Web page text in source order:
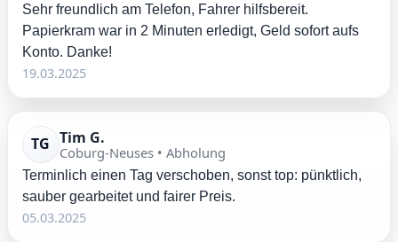
Sehr freundlich am Telefon, Fahrer hilfsbereit.
Papierkram war in 2 Minuten erledigt, Geld sofort aufs
Konto. Danke!
19.03.2025
TG Tim G.
Coburg-Neuses • Abholung
Terminlich einen Tag verschoben, sonst top: pünktlich,
sauber gearbeitet und fairer Preis.
05.03.2025